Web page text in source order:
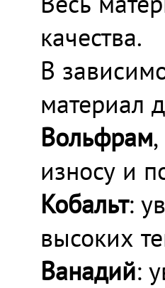
качества.
В
материал
Вольфрам,
износу и
Кобальт:
высоких
Ванадий: